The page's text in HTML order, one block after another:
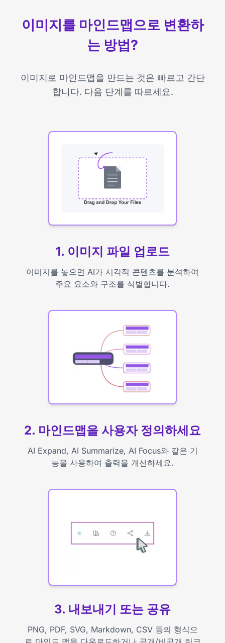
이미지를 마인드맵으로 변환하
는 방법?
이미지로 마인드맵을 만드는 것은 빠르고 간단
합니다. 다음 단계를 따르세요.
1. 이미지 파일 업로드
이미지를 놓으면 AI가 시각적 콘텐츠를 분석하여
주요 요소와 구조를 식별합니다.
2. 마인드맵을 사용자 정의하세요
AI Expand, AI Summarize, AI Focus와 같은 기
능을 사용하여 출력을 개선하세요.
3. 내보내기 또는 공유
PNG, PDF, SVG, Markdown, CSV 등의 형식으